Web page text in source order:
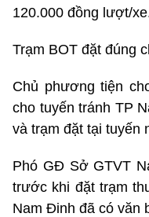
120.000 đồng lượt/
Trạm BOT đặt đúng
Chủ phương tiện
cho tuyến tránh TP
và trạm đặt tại tuyến
Phó GĐ Sở GTVT
trước khi đặt trạm
Nam Đinh đã có văn